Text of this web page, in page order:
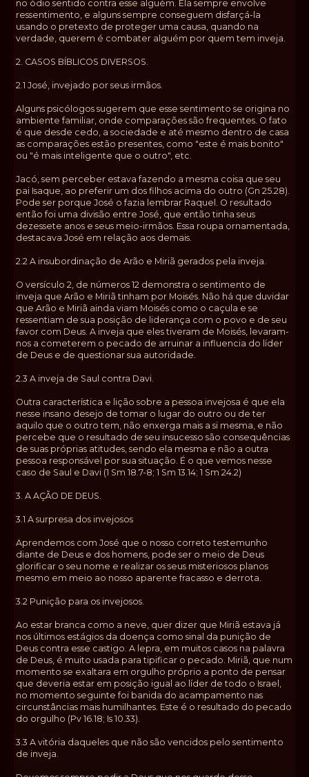
no ódio sentido contra esse alguém. Ela sempre envolve
ressentimento, e alguns sempre conseguem disfarçá-la
usando o pretexto de proteger uma causa, quando na
verdade, querem é combater alguém por quem tem inveja.
2. CASOS BÍBLICOS DIVERSOS.
2.1 José, invejado por seus irmãos.
Alguns psicólogos sugerem que esse sentimento se origina no
ambiente familiar, onde comparações são frequentes. O fato
é que desde cedo, a sociedade e até mesmo dentro de casa
as comparações estão presentes, como "este é mais bonito"
ou "é mais inteligente que o outro", etc.
Jacó, sem perceber estava fazendo a mesma coisa que seu
pai Isaque, ao preferir um dos filhos acima do outro (Gn 25.28).
Pode ser porque José o fazia lembrar Raquel. O resultado
então foi uma divisão entre José, que então tinha seus
dezessete anos e seus meio-irmãos. Essa roupa ornamentada,
destacava José em relação aos demais.
2.2 A insubordinação de Arão e Miriã gerados pela inveja.
O versículo 2, de números 12 demonstra o sentimento de
inveja que Arão e Miriã tinham por Moisés. Não há que duvidar
que Arão e Miriã ainda viam Moisés como o caçula e se
ressentiam de sua posição de liderança com o povo e de seu
favor com Deus. A inveja que eles tiveram de Moisés, levaram-
nos a cometerem o pecado de arruinar a influencia do líder
de Deus e de questionar sua autoridade.
2.3 A inveja de Saul contra Davi.
Outra característica e lição sobre a pessoa invejosa é que ela
nesse insano desejo de tomar o lugar do outro ou de ter
aquilo que o outro tem, não enxerga mais a si mesma, e não
percebe que o resultado de seu insucesso são consequências
de suas próprias atitudes, sendo ela mesma e não a outra
pessoa responsável por sua situação. É o que vemos nesse
caso de Saul e Davi (1 Sm 18.7-8; 1 Sm 13.14; 1 Sm 24.2)
3. A AÇÃO DE DEUS.
3.1 A surpresa dos invejosos
Aprendemos com José que o nosso correto testemunho
diante de Deus e dos homens, pode ser o meio de Deus
glorificar o seu nome e realizar os seus misteriosos planos
mesmo em meio ao nosso aparente fracasso e derrota.
3.2 Punição para os invejosos.
Ao estar branca como a neve, quer dizer que Miriã estava já
nos últimos estágios da doença como sinal da punição de
Deus contra esse castigo. A lepra, em muitos casos na palavra
de Deus, é muito usada para tipificar o pecado. Miriã, que num
momento se exaltara em orgulho próprio a ponto de pensar
que deveria estar em posição igual ao líder de todo o Israel,
no momento seguinte foi banida do acampamento nas
circunstâncias mais humilhantes. Este é o resultado do pecado
do orgulho (Pv 16.18; Is 10.33).
3.3 A vitória daqueles que não são vencidos pelo sentimento
de inveja.